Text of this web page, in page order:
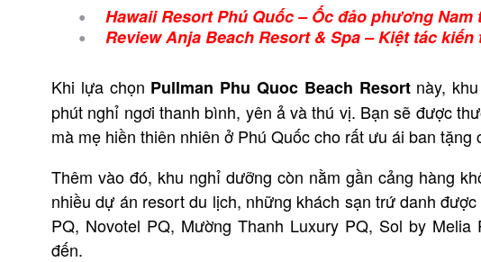
Hawaii Resort Phú Quốc – Ốc đảo phương Nam
Review Anja Beach Resort & Spa – Kiệt tác
Khi lựa chọn Pullman Phu Quoc Beach Resortnày, khu
phút nghỉ ngơi thanh bình, yên ả và thú vị. Bạn sẽ được
mà mẹ hiền thiên nhiên ở Phú Quốc cho rất ưu ái ban tặng
Thêm vào đó, khu nghỉ dưỡng còn nằm gần cảng hàng
nhiều dự án resort du lịch, những khách sạn trứ danh
PQ, Novotel PQ, Mường Thanh Luxury PQ, Sol by
đến.